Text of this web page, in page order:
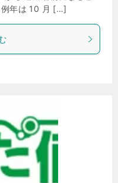
年は 10 月 […]